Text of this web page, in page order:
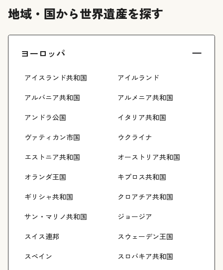
地域・国から世界遺産を探す
ヨーロッパ
アイスランド共和国
アイルランド
アルバニア共和国
アルメニア共和国
アンドラ公国
イタリア共和国
ヴァティカン市国
ウクライナ
エストニア共和国
オーストリア共和国
オランダ王国
キプロス共和国
ギリシャ共和国
クロアチア共和国
サン・マリノ共和国
ジョージア
スイス連邦
スウェーデン王国
スペイン
スロバキア共和国